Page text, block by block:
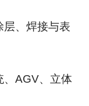
层、焊接与表
、AGV、立体